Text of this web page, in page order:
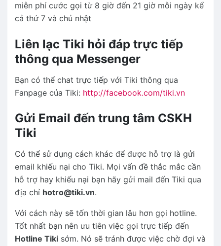
miễn phí cước gọi từ 8 giờ đến 21 giờ mỗi ngày kể
cả thứ 7 và chủ nhật
Liên lạc Tiki hỏi đáp trực tiếp
thông qua Messenger
Bạn có thể chat trực tiếp với Tiki thông qua
Fanpage của Tiki: http://facebook.com/tiki.vn
Gửi Email đến trung tâm CSKH
Tiki
Có thể sử dụng cách khác để được hỗ trợ là gửi
email khiếu nại cho Tiki. Mọi vấn đề thắc mắc cần
hỗ trợ hay khiếu nại bạn hãy gửi mail đến Tiki qua
địa chỉ hotro@tiki.vn.
Với cách này sẽ tốn thời gian lâu hơn gọi hotline.
Tốt nhất bạn nên ưu tiên việc gọi trực tiếp đến
Hotline Tiki sớm. Nó sẽ tránh được việc chờ đợi và